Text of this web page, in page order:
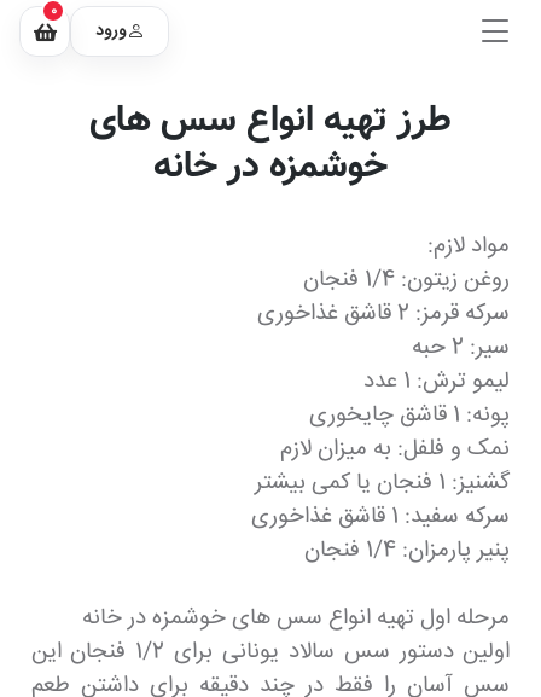
ورود
0
طرز تهیه انواع سس های
خوشمزه در خانه
مواد لازم:
روغن زیتون: 1/4 فنجان
سرکه قرمز: 2 قاشق غذاخوری
سیر: 2 حبه
لیمو ترش: 1 عدد
پونه: 1 قاشق چایخوری
نمک و فلفل: به میزان لازم
گشنیز: 1 فنجان یا کمی بیشتر
سرکه سفید: 1 قاشق غذاخوری
پنیر پارمزان: 1/4 فنجان
مرحله اول تهیه انواع سس های خوشمزه در خانه
اولین دستور سس سالاد یونانی برای 1/2 فنجان این
سس آسان را فقط در چند دقیقه برای داشتن طعم